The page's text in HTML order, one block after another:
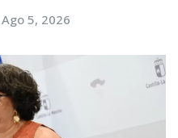
Ago 5, 2026